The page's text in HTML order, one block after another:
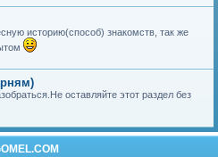
историю(способ) знакомств, так же
оставляйте этот раздел без